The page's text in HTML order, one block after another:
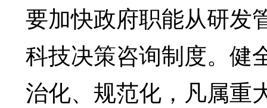
要加快政府职能从研发
科技决策咨询制度。健
治化、规范化，凡属重